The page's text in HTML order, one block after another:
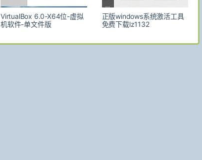
VirtualBox 6.0-X64位-虚拟
机软件-单文件版
正版windows系统激活工具
免费下载lz1132